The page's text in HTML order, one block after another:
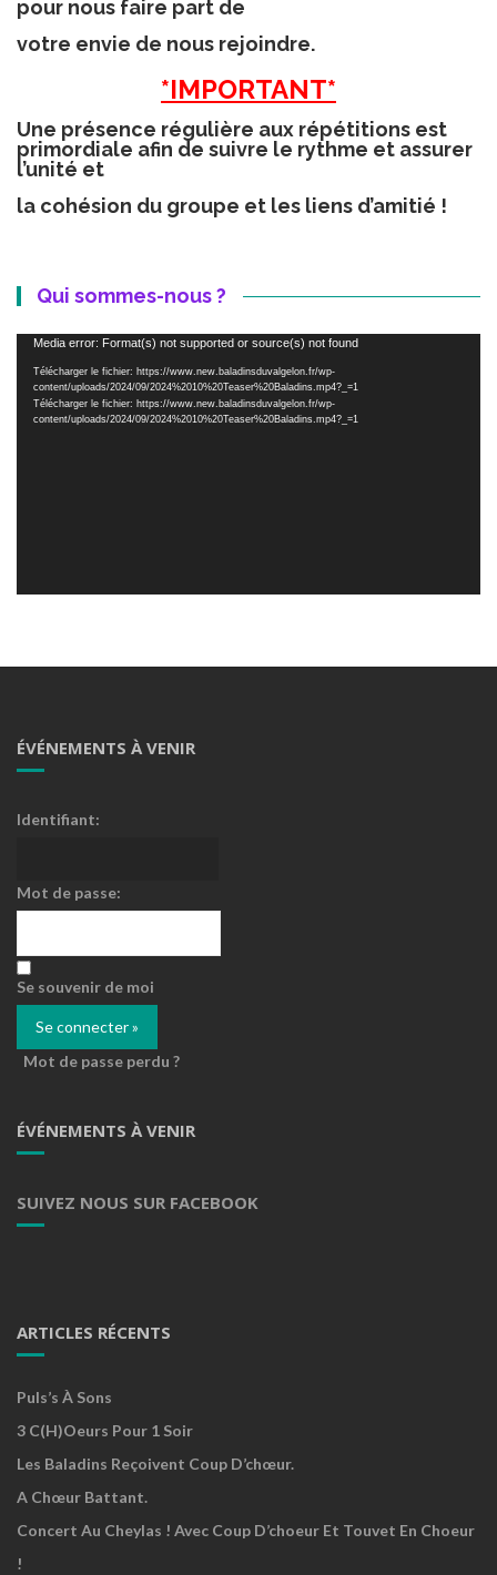
pour nous faire part de
votre envie de nous rejoindre.
*IMPORTANT*
Une présence régulière aux répétitions est
primordiale afin de suivre le rythme et assurer
l’unité et
la cohésion du groupe et les liens d’amitié !
Qui sommes-nous ?
Lecteur
vidéo
Media error: Format(s) not supported or source(s) not found
Télécharger le fichier: https://www.new.baladinsduvalgelon.fr/wp-
content/uploads/2024/09/2024%2010%20Teaser%20Baladins.mp4?_=1
Télécharger le fichier: https://www.new.baladinsduvalgelon.fr/wp-
content/uploads/2024/09/2024%2010%20Teaser%20Baladins.mp4?_=1
ÉVÉNEMENTS À VENIR
Identifiant:
Mot de passe:
Se souvenir de moi
Mot de passe perdu ?
ÉVÉNEMENTS À VENIR
SUIVEZ NOUS SUR FACEBOOK
ARTICLES RÉCENTS
Puls’s À Sons
3 C(h)oeurs Pour 1 Soir
Les Baladins Reçoivent Coup D’chœur.
A Chœur Battant.
Concert Au Cheylas ! Avec Coup D’choeur Et Touvet En Choeur
!